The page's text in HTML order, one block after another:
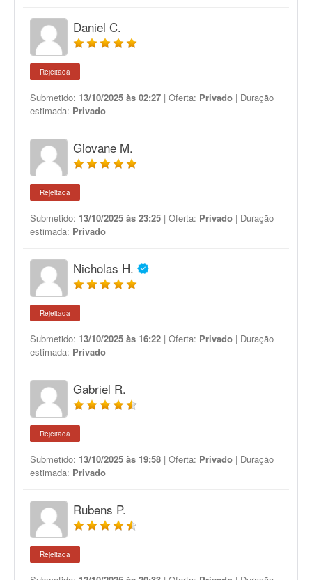
Daniel C.
Rejeitada
Submetido: 13/10/2025 às 02:27 | Oferta: Privado | Duração
estimada: Privado
Giovane M.
Rejeitada
Submetido: 13/10/2025 às 23:25 | Oferta: Privado | Duração
estimada: Privado
Nicholas H.
Rejeitada
Submetido: 13/10/2025 às 16:22 | Oferta: Privado | Duração
estimada: Privado
Gabriel R.
Rejeitada
Submetido: 13/10/2025 às 19:58 | Oferta: Privado | Duração
estimada: Privado
Rubens P.
Rejeitada